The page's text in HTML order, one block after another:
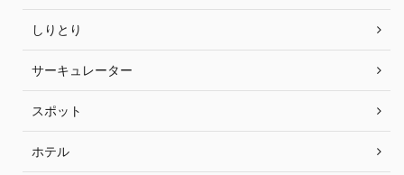
しりとり
サーキュレーター
スポット
ホテル